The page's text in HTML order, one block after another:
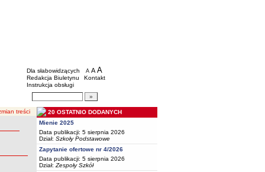
BIP - Oświata Częstochowa
Menu dodatkowe
Dla słabowidzących A pomniejsz czcionkę
A standardowy rozmiar czcionki
A
Redakcja Biuletynu
Kontakt
Instrukcja obsługi
Wyszukiwarka artykułów
treści
20 OSTATNIO DODANYCH
Mienie 2025
Data publikacji: 5 sierpnia 2026
Dział: Szkoły Podstawowe
Zapytanie ofertowe nr 4/2026
Data publikacji: 5 sierpnia 2026
Dział: Zespoły Szkół